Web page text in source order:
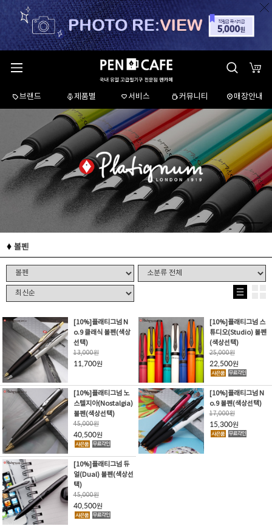
브랜드 제품별 서비스 커뮤니티 매장안내
볼펜
[10%]플래티그넘 N
o.9 클래식 볼펜(색상
선택)
13,000원
11,700원
[10%]플래티그넘 스
튜디오(Studio) 볼펜
(색상선택)
25,000원
22,500원
[10%]플래티그넘 노
스텔지아(Nostalgia)
볼펜(색상선택)
45,000원
40,500원
[10%]플래티그넘 N
o.9 볼펜(색상선택)
17,000원
15,300원
[10%]플래티그넘 듀
얼(Dual) 볼펜(색상선
택)
45,000원
40,500원